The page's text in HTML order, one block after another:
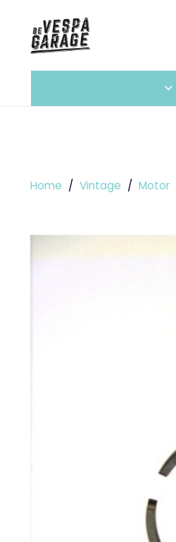
Home / Vintage / Motor